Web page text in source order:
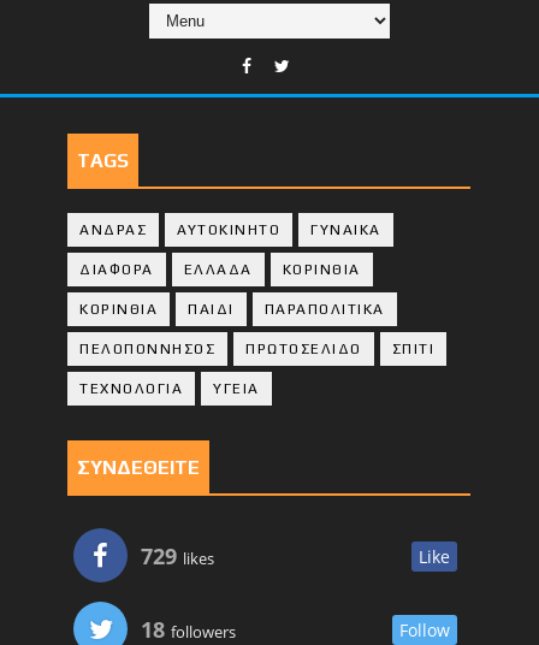
TAGS
ΑΝΔΡΑΣ ΑΥΤΟΚΙΝΗΤΟ ΓΥΝΑΙΚΑ
ΔΙΑΦΟΡΑ ΕΛΛΑΔΑ ΚΟΡΙΝΘΙΑ
ΚΟΡΙΝΘΙA ΠΑΙΔΙ ΠΑΡΑΠΟΛΙΤΙΚΑ
ΠΕΛΟΠΟΝΝΗΣΟΣ ΠΡΩΤΟΣΕΛΙΔΟ ΣΠΙΤΙ
ΤΕΧΝΟΛΟΓΙΑ ΥΓΕΙΑ
ΣΥΝΔΕΘΕΙΤΕ
729 likes Like
18 followers Follow